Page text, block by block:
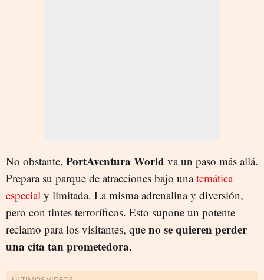
No obstante, PortAventura World va un paso más allá.
Prepara su parque de atracciones bajo unatemática
especial y limitada. La misma adrenalina y diversión,
pero con tintes terroríficos. Esto supone un potente
reclamo para los visitantes, que no se quieren perder
una cita tan prometedora.